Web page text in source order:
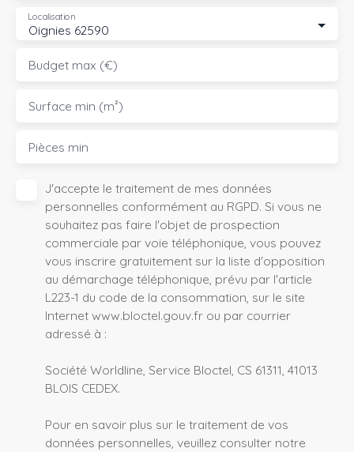
Oignies 62590
Localisation
Budget max (€)
Surface min (m²)
Pièces min
J'accepte le traitement de mes données
personnelles conformément au RGPD. Si vous ne
souhaitez pas faire l'objet de prospection
commerciale par voie téléphonique, vous pouvez
vous inscrire gratuitement sur la liste d'opposition
au démarchage téléphonique, prévu par l'article
L223-1 du code de la consommation, sur le site
Internet www.bloctel.gouv.fr ou par courrier
adressé à :
Société Worldline, Service Bloctel, CS 61311, 41013
BLOIS CEDEX.
Pour en savoir plus sur le traitement de vos
données personnelles, veuillez consulter notre